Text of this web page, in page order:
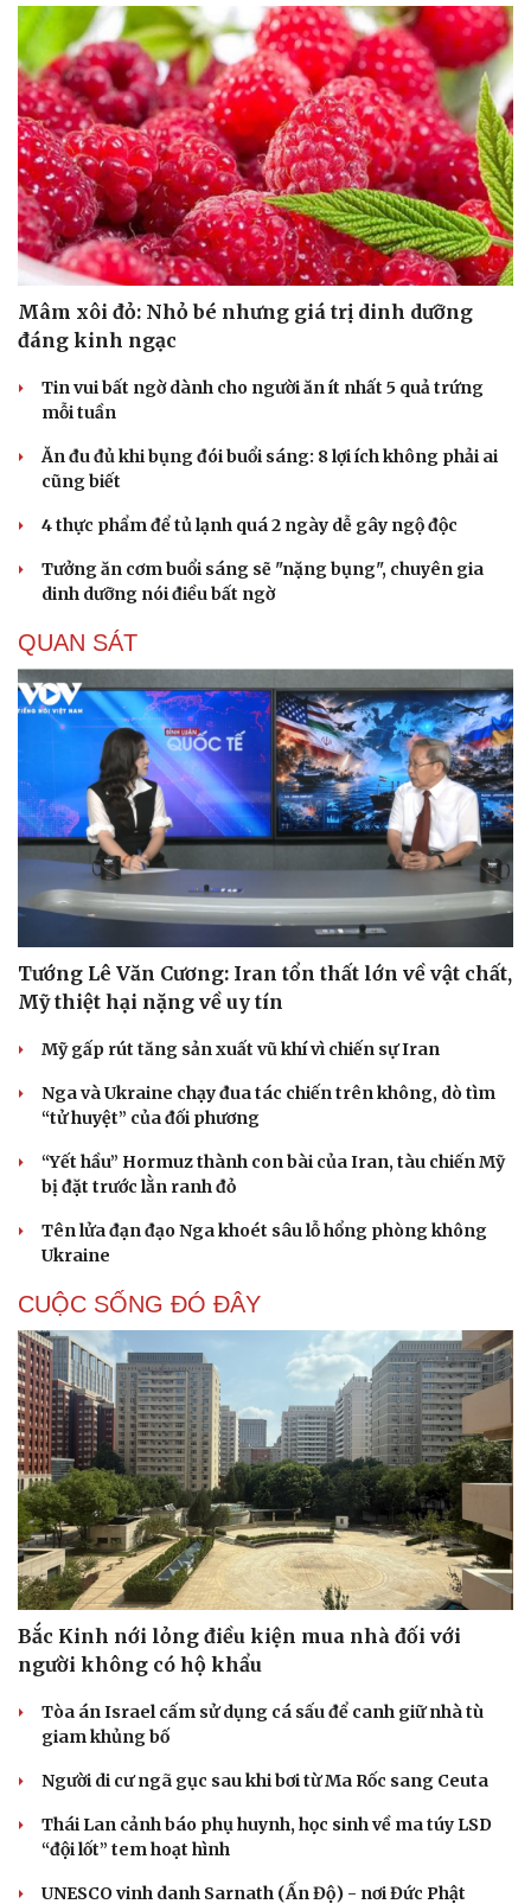
Mâm xôi đỏ: Nhỏ bé nhưng giá trị dinh dưỡng
đáng kinh ngạc
Tin vui bất ngờ dành cho người ăn ít nhất 5 quả trứng
mỗi tuần
Ăn đu đủ khi bụng đói buổi sáng: 8 lợi ích không phải ai
cũng biết
4 thực phẩm để tủ lạnh quá 2 ngày dễ gây ngộ độc
Tưởng ăn cơm buổi sáng sẽ "nặng bụng", chuyên gia
dinh dưỡng nói điều bất ngờ
QUAN SÁT
Tướng Lê Văn Cương: Iran tổn thất lớn về vật chất,
Mỹ thiệt hại nặng về uy tín
Mỹ gấp rút tăng sản xuất vũ khí vì chiến sự Iran
Nga và Ukraine chạy đua tác chiến trên không, dò tìm
“tử huyệt” của đối phương
“Yết hầu” Hormuz thành con bài của Iran, tàu chiến Mỹ
bị đặt trước lằn ranh đỏ
Tên lửa đạn đạo Nga khoét sâu lỗ hổng phòng không
Ukraine
CUỘC SỐNG ĐÓ ĐÂY
Bắc Kinh nới lỏng điều kiện mua nhà đối với
người không có hộ khẩu
Tòa án Israel cấm sử dụng cá sấu để canh giữ nhà tù
giam khủng bố
Người di cư ngã gục sau khi bơi từ Ma Rốc sang Ceuta
Thái Lan cảnh báo phụ huynh, học sinh về ma túy LSD
“đội lốt” tem hoạt hình
UNESCO vinh danh Sarnath (Ấn Độ) - nơi Đức Phật